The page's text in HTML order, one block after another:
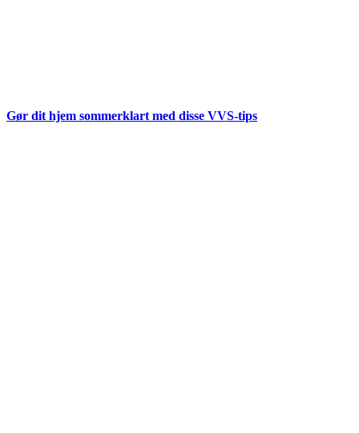
Gør dit hjem sommerklart med disse VVS-tips